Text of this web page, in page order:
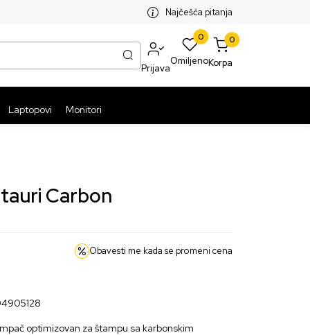
ISPORUKA PAKETA PREKO 5999 RSDNajčešća pitanja
Prijava
0
Omiljeno
0
Korpa
Laptopovi Monitori
Carbon
Obavesti me kada se promeni cena
optimizovan za štampu sa karbonskim